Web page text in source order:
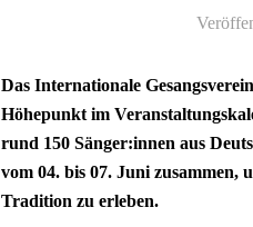
Das Internationale
Höhepunkt im
rund 150 Sänger:innen aus
vom 04. bis 07. Juni zusammen,
Tradition zu erleben.